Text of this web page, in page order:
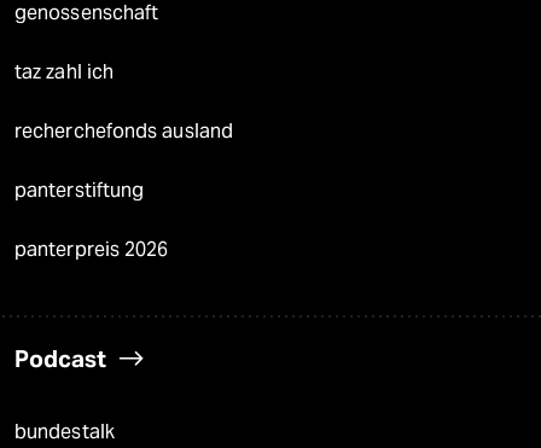
genossenschaft
taz zahl ich
recherchefonds ausland
panterstiftung
panterpreis 2026
Podcast
bundestalk